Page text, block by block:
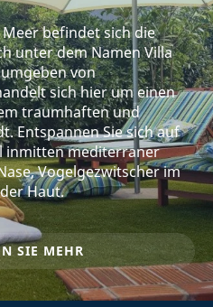
befindet sich die
unter dem Namen Villa
von
sich hier um einen
traumhaften und
Entspannen Sie sich auf
inmitten mediterraner
Vogelgezwitscher im
Haut.
SIE MEHR